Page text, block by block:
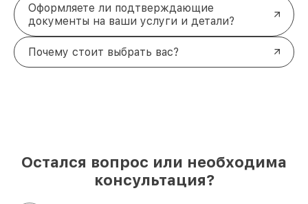
Оформляете ли подтверждающие
документы на ваши услуги и детали?
Почему стоит выбрать вас?
Остался вопрос или необходима
консультация?